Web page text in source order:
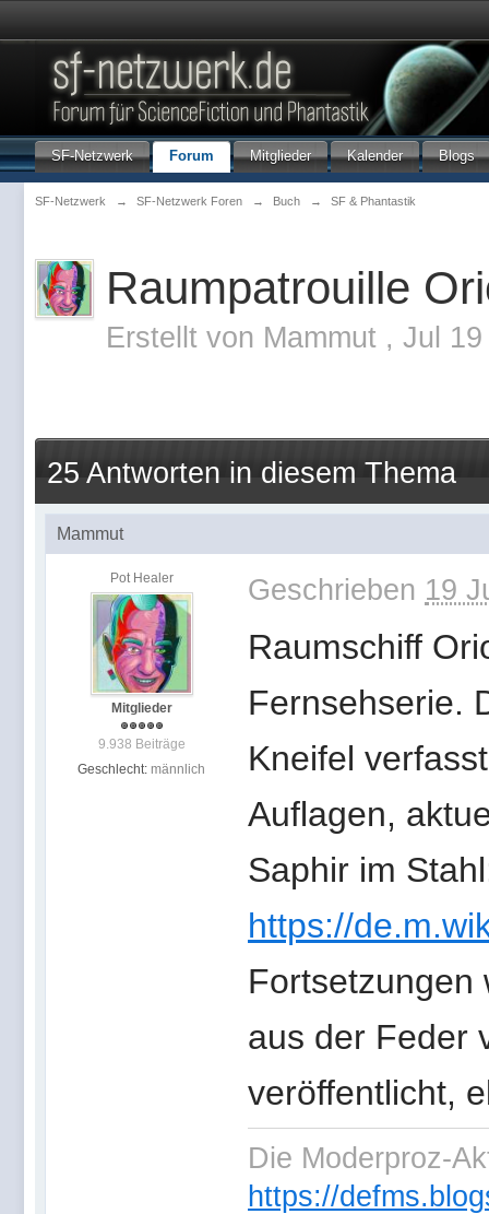
SF-Netzwerk Forum Mitglieder Kalender Blogs
SF-Netzwerk → SF-Netzwerk Foren → Buch → SF & Phantastik
Raumpatrouille
Erstellt von Mammut , Jul
25 Antworten in diesem Thema
Mammut
Pot Healer
Mitglieder
9.938 Beiträge
Geschlecht: männlich
Geschrieben 19
Raumschiff
Fernsehserie.
Kneifel
Auflagen,
Saphir im
https://
Fortsetzungen
aus der Feder
veröffentlicht,
Die Moderproz-
https://